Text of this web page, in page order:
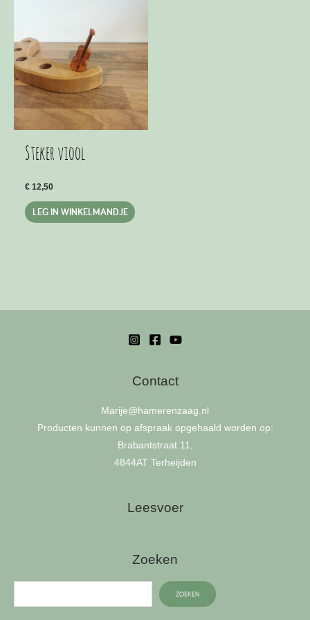
Steker viool
€ 12,50
LEG IN WINKELMANDJE
Contact
Marije@hamerenzaag.nl
Producten kunnen op afspraak opgehaald worden op:
Brabantstraat 11,
4844AT Terheijden
Leesvoer
Zoeken
ZOEKEN